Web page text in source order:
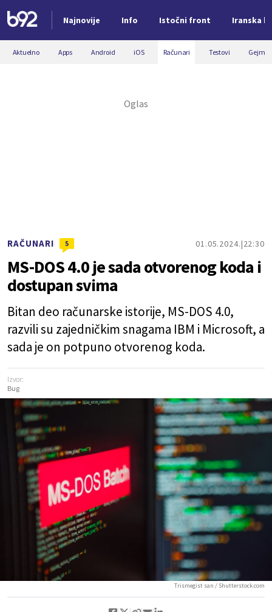
Najnovije Info Istočni front Iranska
Nova vest
Aktuelno Apps Android iOS Računari Testovi
RAČUNARI 5 01.05.2024. 22:30
MS-DOS 4.0 je sada otvorenog koda i
dostupan svima
Bitan deo računarske istorije, MS-DOS 4.0,
razvili su zajedničkim snagama IBM i Microsoft, a
sada je on potpuno otvorenog koda.
Izvor:
Bug
Trismegist san / Shutterstock.com